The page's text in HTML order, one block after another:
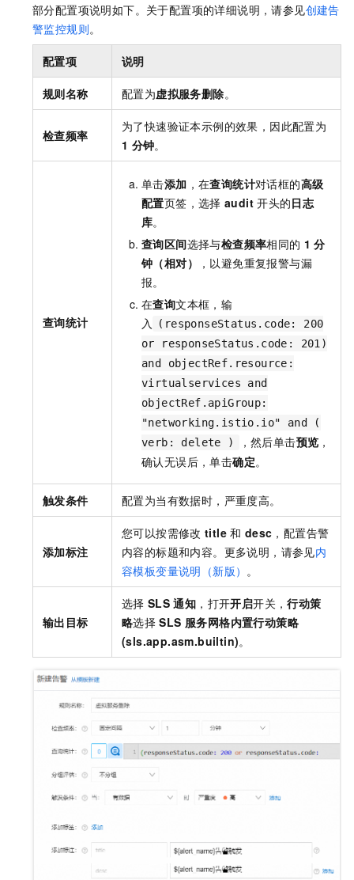
部分配置项说明如下。关于配置项的详细说明，请参见创建告
警监控规则。
配置项 说明
规则名称 配置为虚拟服务删除。
检查频率
为了快速验证本示例的效果，因此配置为
1 分钟。
查询统计
单击添加 ，在查询统计对话框的高级
配置页签，选择 audit 开头的日志
库。
查询区间选择与检查频率相同的 1 分
钟（相对）
，以避免重复报警与漏
报。
在查询文本框，输
入
(responseStatus.code: 200
or responseStatus.code: 201)
and objectRef.resource:
virtualservices and
objectRef.apiGroup:
"networking.istio.io" and (
verb: delete )
，然后单击预览 ，
确认无误后，单击确定。
触发条件 配置为当有数据时，严重度高。
添加标注
您可以按需修改 title 和 desc ，配置告警
内容的标题和内容。更多说明，请参见内
容模板变量说明（新版） 。
输出目标
选择 SLS 通知 ，打开开启开关，行动策
略选择 SLS 服务网格内置行动策略
(sls.app.asm.builtin)。